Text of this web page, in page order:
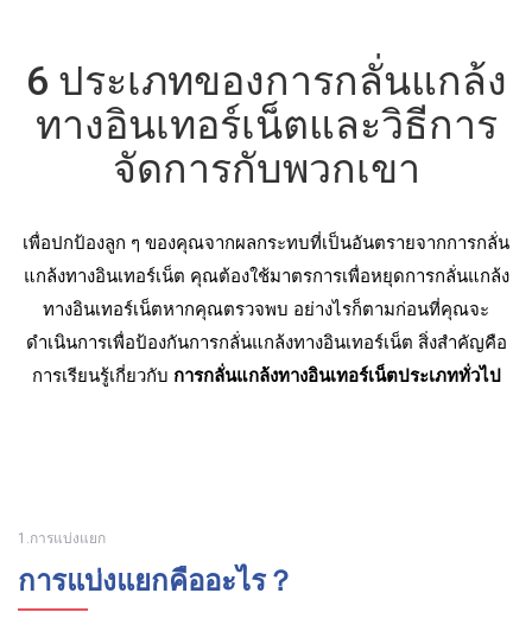
6 ประเภทของการกลั่นแกล้ง
ทางอินเทอร์เน็ตและวิธีการ
จัดการกับพวกเขา
เพื่อปกป้องลูก ๆ ของคุณจากผลกระทบที่เป็นอันตรายจากการกลั่น
แกล้งทางอินเทอร์เน็ต คุณต้องใช้มาตรการเพื่อหยุดการกลั่นแกล้ง
ทางอินเทอร์เน็ตหากคุณตรวจพบ อย่างไรก็ตามก่อนที่คุณจะ
ดำเนินการเพื่อป้องกันการกลั่นแกล้งทางอินเทอร์เน็ต สิ่งสําคัญคือ
การเรียนรู้เกี่ยวกับ การกลั่นแกล้งทางอินเทอร์เน็ตประเภททั่วไป
1.การแบ่งแยก
การแบ่งแยกคืออะไร？